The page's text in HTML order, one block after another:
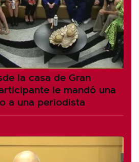
la casa de Gran
le mandó una
a una periodista